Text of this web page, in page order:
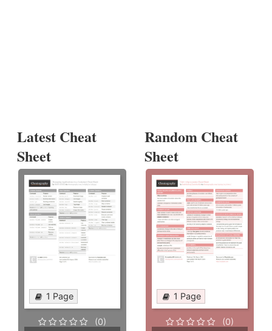
Latest Cheat
Sheet
1 Page
(0)
Random Cheat
Sheet
1 Page
(0)